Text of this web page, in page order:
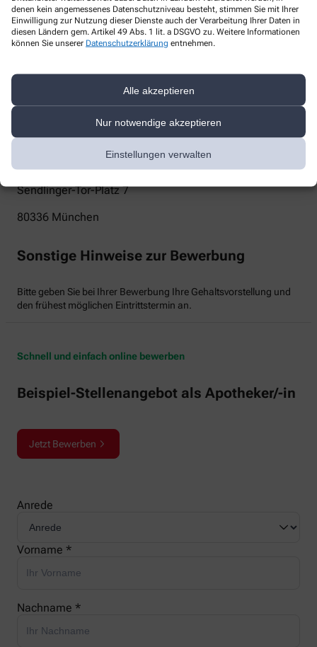
denen kein angemessenes Datenschutzniveau besteht, stimmen Sie mit Ihrer
Einwilligung zur Nutzung dieser Dienste auch der Verarbeitung Ihrer Daten in
diesen Ländern gem. Artikel 49 Abs. 1 lit. a DSGVO zu. Weitere Informationen
können Sie unserer Datenschutzerklärung entnehmen.
Alle akzeptieren
Nur notwendige akzeptieren
Einstellungen verwalten
info@marien-apotheke-muenchen.de
Telefon
+49-89 557565
Marien Apotheke München
Sendlinger-Tor-Platz 7
80336 München
Sonstige Hinweise zur Bewerbung
Bitte geben Sie bei Ihrer Bewerbung Ihre Gehaltsvorstellung und
den frühest möglichen Eintrittstermin an.
Schnell und einfach online bewerben
Beispiel-Stellenangebot als Apotheker/-in
Jetzt Bewerben
Anrede
Vorname *
Nachname *